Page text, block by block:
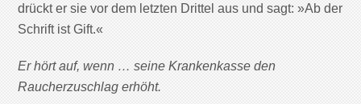
drückt er sie vor dem letzten Drittel aus und sagt: »Ab der
Schrift ist Gift.«
Er hört auf, wenn … seine Krankenkasse den
Raucherzuschlag erhöht.